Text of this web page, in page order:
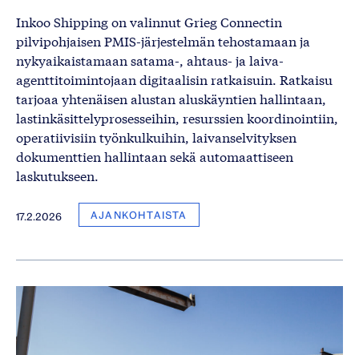
Inkoo Shipping on valinnut Grieg Connectin
pilvipohjaisen PMIS-järjestelmän tehostamaan ja
nykyaikaistamaan satama-, ahtaus- ja laiva-
agenttitoimintojaan digitaalisin ratkaisuin. Ratkaisu
tarjoaa yhtenäisen alustan aluskäyntien hallintaan,
lastinkäsittelyprosesseihin, resurssien koordinointiin,
operatiivisiin työnkulkuihin, laivanselvityksen
dokumenttien hallintaan sekä automaattiseen
laskutukseen.
17.2.2026 AJANKOHTAISTA